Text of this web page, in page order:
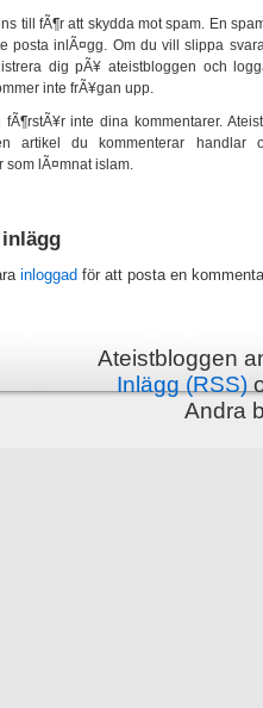
till fÃ¶r att skydda mot spam. En
posta inlÃ¤gg. Om du vill slippa
dig pÃ¥ ateistbloggen och
inte frÃ¥gan upp.
fÃ¶rstÃ¥r inte dina kommentarer.
artikel du kommenterar handlar
som lÃ¤mnat islam.
inloggad för att posta en
Ateistbloggen
Inlägg (RSS)
Andra